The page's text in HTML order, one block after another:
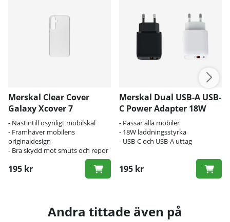
Merskal Clear Cover
Galaxy Xcover 7
- Nästintill osynligt mobilskal
- Framhäver mobilens
originaldesign
- Bra skydd mot smuts och repor
195 kr
Merskal Dual USB-A USB-
C Power Adapter 18W
- Passar alla mobiler
- 18W laddningsstyrka
- USB-C och USB-A uttag
195 kr
Andra tittade även på